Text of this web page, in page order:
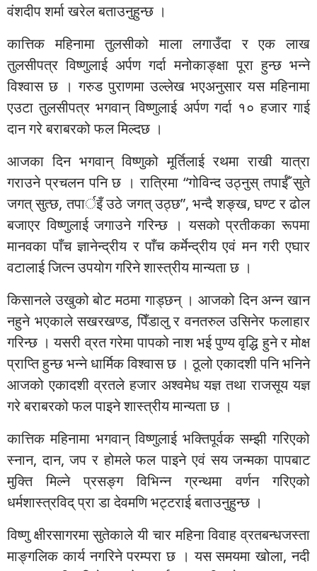
वंशदीप शर्मा खरेल बताउनुहुन्छ ।
कात्तिक महिनामा तुलसीको माला लगाउँदा र एक लाख
तुलसीपत्र विष्णुलाई अर्पण गर्दा मनोकाङ्क्षा पूरा हुन्छ भन्ने
विश्वास छ । गरुड पुराणमा उल्लेख भएअनुसार यस महिनामा
एउटा तुलसीपत्र भगवान् विष्णुलाई अर्पण गर्दा १० हजार गाई
दान गरे बराबरको फल मिल्दछ ।
आजका दिन भगवान् विष्णुको मूर्तिलाई रथमा राखी यात्रा
गराउने प्रचलन पनि छ । रात्रिमा “गोविन्द उठ्नुस् तपाईँ सुते
जगत् सुत्छ, तपार्इँ उठे जगत् उठ्छ”, भन्दै शङ्ख, घण्ट र ढोल
बजाएर विष्णुलाई जगाउने गरिन्छ । यसको प्रतीकका रूपमा
मानवका पाँच ज्ञानेन्द्रीय र पाँच कर्मेन्द्रीय एवं मन गरी एघार
वटालाई जित्न उपयोग गरिने शास्त्रीय मान्यता छ ।
किसानले उखुको बोट मठमा गाड्छन् । आजको दिन अन्न खान
नहुने भएकाले सखरखण्ड, पिँडालु र वनतरुल उसिनेर फलाहार
गरिन्छ । यसरी व्रत गरेमा पापको नाश भई पुण्य वृद्धि हुने र मोक्ष
प्राप्ति हुन्छ भन्ने धार्मिक विश्वास छ । ठूलो एकादशी पनि भनिने
आजको एकादशी व्रतले हजार अश्वमेध यज्ञ तथा राजसूय यज्ञ
गरे बराबरको फल पाइने शास्त्रीय मान्यता छ ।
कात्तिक महिनामा भगवान् विष्णुलाई भक्तिपूर्वक सम्झी गरिएको
स्नान, दान, जप र होमले फल पाइने एवं सय जन्मका पापबाट
मुक्ति मिल्ने प्रसङ्ग विभिन्न ग्रन्थमा वर्णन गरिएको
धर्मशास्त्रविद् प्रा डा देवमणि भट्टराई बताउनुहुन्छ ।
विष्णु क्षीरसागरमा सुतेकाले यी चार महिना विवाह व्रतबन्धजस्ता
माङ्गलिक कार्य नगरिने परम्परा छ । यस समयमा खोला, नदी